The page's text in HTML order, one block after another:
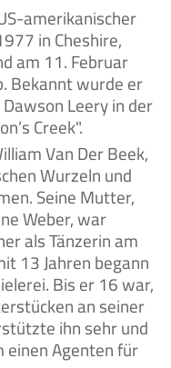
in Cheshire,
am 11. Februar
Bekannt wurde er
Leery in der
Creek".
Van Der Beek,
Wurzeln und
Seine Mutter,
Weber, war
als Tänzerin am
13 Jahren begann
Bis er 16 war,
an seiner
ihn sehr und
einen Agenten für